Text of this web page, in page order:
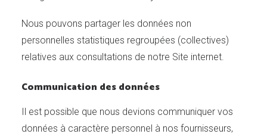
Nous pouvons partager les données non
personnelles statistiques regroupées (collectives)
relatives aux consultations de notre Site internet.
Communication des données
Il est possible que nous devions communiquer vos
données à caractère personnel à nos fournisseurs,